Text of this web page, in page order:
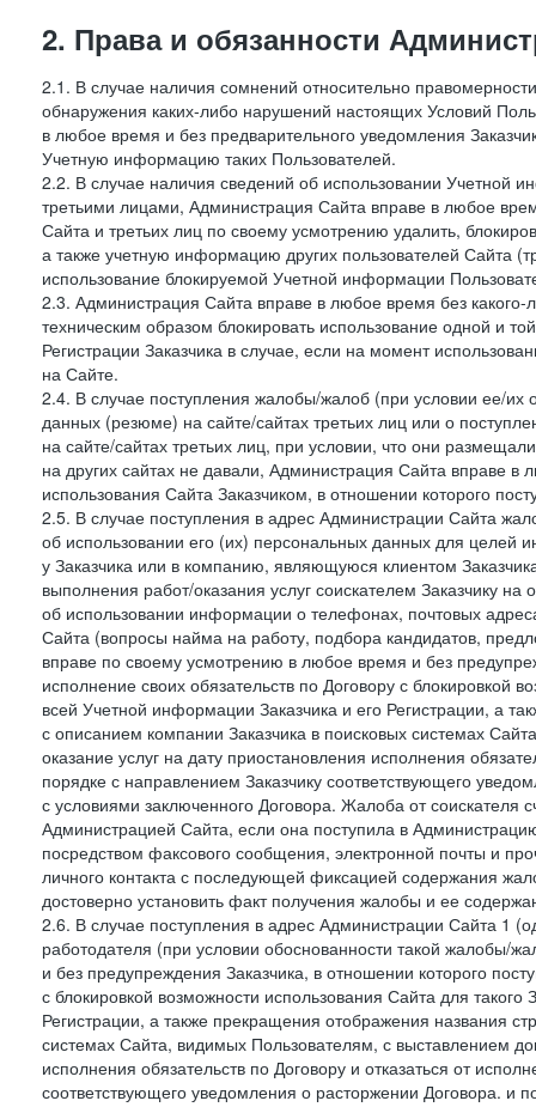
2. Права и обязанности
2.1. В случае наличия сомнений относительно
обнаружения каких-либо нарушений настоящих Условий
в любое время и без предварительного уведомления
Учетную информацию таких Пользователей.
2.2. В случае наличия сведений об использовании Учетной
третьими лицами, Администрация Сайта вправе в любое
Сайта и третьих лиц по своему усмотрению удалить,
а также учетную информацию других пользователей Сайта
использование блокируемой Учетной информации
2.3. Администрация Сайта вправе в любое время без
техническим образом блокировать использование одной и
Регистрации Заказчика в случае, если на момент
на Сайте.
2.4. В случае поступления жалобы/жалоб (при условии ее/их
данных (резюме) на сайте/сайтах третьих лиц или о
на сайте/сайтах третьих лиц, при условии, что они
на других сайтах не давали, Администрация Сайта вправе в
использования Сайта Заказчиком, в отношении которого
2.5. В случае поступления в адрес Администрации Сайта
об использовании его (их) персональных данных для целей
у Заказчика или в компанию, являющуюся клиентом
выполнения работ/оказания услуг соискателем Заказчику
об использовании информации о телефонах, почтовых
Сайта (вопросы найма на работу, подбора кандидатов,
вправе по своему усмотрению в любое время и без
исполнение своих обязательств по Договору с блокировкой
всей Учетной информации Заказчика и его Регистрации, а
с описанием компании Заказчика в поисковых системах
оказание услуг на дату приостановления исполнения
порядке с направлением Заказчику соответствующего
с условиями заключенного Договора. Жалоба от
Администрацией Сайта, если она поступила в
посредством факсового сообщения, электронной почты и
личного контакта с последующей фиксацией содержания
достоверно установить факт получения жалобы и ее
2.6. В случае поступления в адрес Администрации Сайта 1
работодателя (при условии обоснованности такой
и без предупреждения Заказчика, в отношении которого
с блокировкой возможности использования Сайта для
Регистрации, а также прекращения отображения названия
системах Сайта, видимых Пользователям, с выставлением
исполнения обязательств по Договору и отказаться от
соответствующего уведомления о расторжении Договора. и